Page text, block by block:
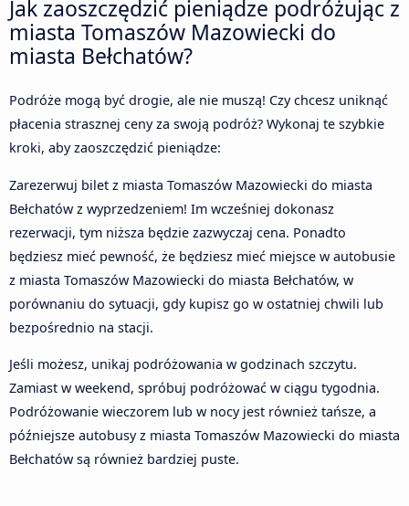
Jak zaoszczędzić pieniądze podróżując z
miasta Tomaszów Mazowiecki do
miasta Bełchatów?
Podróże mogą być drogie, ale nie muszą! Czy chcesz uniknąć
płacenia strasznej ceny za swoją podróż? Wykonaj te szybkie
kroki, aby zaoszczędzić pieniądze:
Zarezerwuj bilet z miasta Tomaszów Mazowiecki do miasta
Bełchatów z wyprzedzeniem! Im wcześniej dokonasz
rezerwacji, tym niższa będzie zazwyczaj cena. Ponadto
będziesz mieć pewność, że będziesz mieć miejsce w autobusie
z miasta Tomaszów Mazowiecki do miasta Bełchatów, w
porównaniu do sytuacji, gdy kupisz go w ostatniej chwili lub
bezpośrednio na stacji.
Jeśli możesz, unikaj podróżowania w godzinach szczytu.
Zamiast w weekend, spróbuj podróżować w ciągu tygodnia.
Podróżowanie wieczorem lub w nocy jest również tańsze, a
późniejsze autobusy z miasta Tomaszów Mazowiecki do miasta
Bełchatów są również bardziej puste.